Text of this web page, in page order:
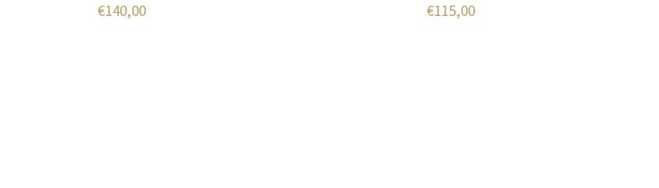
€140,00
€115,00